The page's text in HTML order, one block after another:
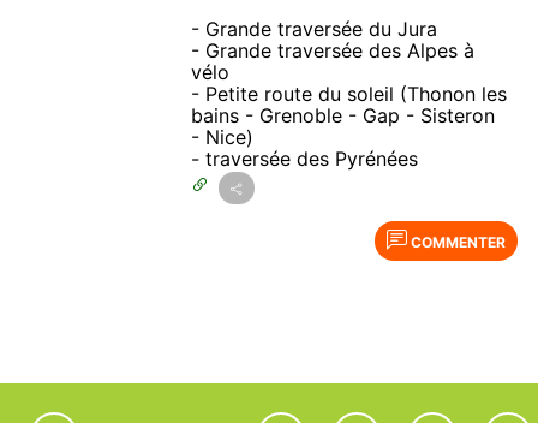
- Grande traversée du Jura
- Grande traversée des Alpes à
vélo
- Petite route du soleil (Thonon les
bains - Grenoble - Gap - Sisteron
- Nice)
- traversée des Pyrénées
COMMENTER